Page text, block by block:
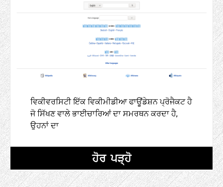
ਵਿਕੀਵਰਸਿਟੀ ਇੱਕ ਵਿਕੀਮੀਡੀਆ ਫਾਊਂਡੇਸ਼ਨ ਪ੍ਰੋਜੈਕਟ ਹੈ
ਜੋ ਸਿੱਖਣ ਵਾਲੇ ਭਾਈਚਾਰਿਆਂ ਦਾ ਸਮਰਥਨ ਕਰਦਾ ਹੈ,
ਉਹਨਾਂ ਦਾ
ਹੋਰ ਪੜ੍ਹੋ